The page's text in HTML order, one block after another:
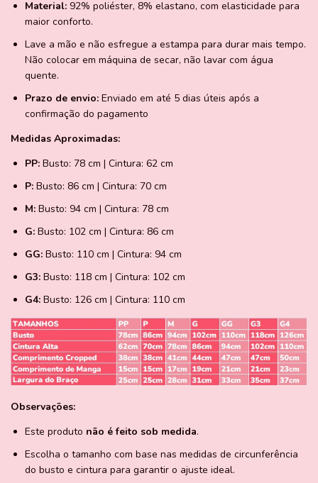
Material: 92% poliéster, 8% elastano, com elasticidade para
maior conforto.
Lave a mão e não esfregue a estampa para durar mais tempo.
Não colocar em máquina de secar, não lavar com água
quente.
Prazo de envio: Enviado em até 5 dias úteis após a
confirmação do pagamento
Medidas Aproximadas:
PP: Busto: 78 cm | Cintura: 62 cm
P: Busto: 86 cm | Cintura: 70 cm
M: Busto: 94 cm | Cintura: 78 cm
G: Busto: 102 cm | Cintura: 86 cm
GG: Busto: 110 cm | Cintura: 94 cm
G3: Busto: 118 cm | Cintura: 102 cm
G4: Busto: 126 cm | Cintura: 110 cm
Observações:
Este produto não é feito sob medida.
Escolha o tamanho com base nas medidas de circunferência
do busto e cintura para garantir o ajuste ideal.